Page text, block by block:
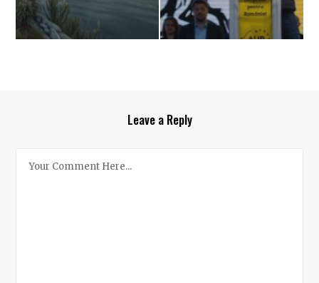
Leave a Reply